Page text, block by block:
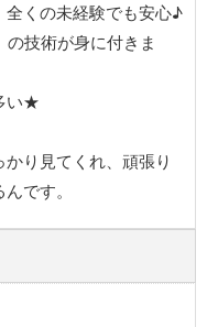
全くの未経験でも安心♪
技術が身に付きま
い★
り見てくれ、頑張り
です。